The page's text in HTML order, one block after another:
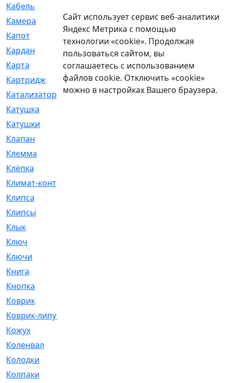
Кабель
Камера
[4]
Капот
[144]
Кардан
[131]
Карта
[2]
Картридж
[250]
Катализатор
[1]
Катушка
Катушки
Клапан
Клемма
Клёпка
Климат-контроль
Клипса
Клипсы
Клык
Ключ
Ключи
Книга
Кнопка
Коврик
Коврик-липучка
Кожух
Коленвал
Колодки
Колпаки
Сайт использует сервис веб-аналитики
Яндекс Метрика с помощью
технологии «cookie». Продолжая
пользоваться сайтом, вы
соглашаетесь с использованием
файлов cookie. Отключить «cookie»
можно в настройках Вашего браузера.